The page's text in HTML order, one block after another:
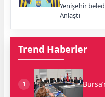
Yenişehir
Anlaştı
Trend Haberler
1